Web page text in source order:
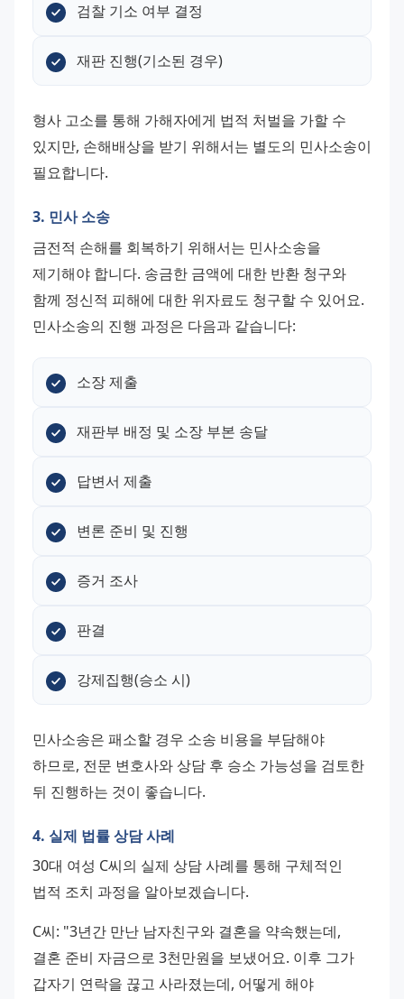
검찰 기소 여부 결정
재판 진행(기소된 경우)
형사 고소를 통해 가해자에게 법적 처벌을 가할 수
있지만, 손해배상을 받기 위해서는 별도의 민사소송이
필요합니다.
3. 민사 소송
금전적 손해를 회복하기 위해서는 민사소송을
제기해야 합니다. 송금한 금액에 대한 반환 청구와
함께 정신적 피해에 대한 위자료도 청구할 수 있어요.
민사소송의 진행 과정은 다음과 같습니다:
소장 제출
재판부 배정 및 소장 부본 송달
답변서 제출
변론 준비 및 진행
증거 조사
판결
강제집행(승소 시)
민사소송은 패소할 경우 소송 비용을 부담해야
하므로, 전문 변호사와 상담 후 승소 가능성을 검토한
뒤 진행하는 것이 좋습니다.
4. 실제 법률 상담 사례
30대 여성 C씨의 실제 상담 사례를 통해 구체적인
법적 조치 과정을 알아보겠습니다.
C씨: "3년간 만난 남자친구와 결혼을 약속했는데,
결혼 준비 자금으로 3천만원을 보냈어요. 이후 그가
갑자기 연락을 끊고 사라졌는데, 어떻게 해야